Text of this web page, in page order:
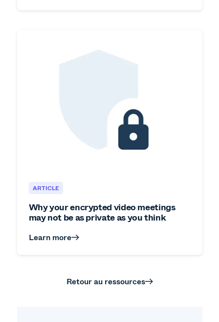
ARTICLE
Why your encrypted video meetings
may not be as private as you think
Learn more
Retour au ressources